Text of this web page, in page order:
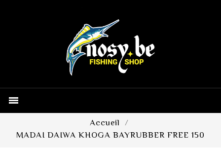

Accueil
MADAI DAIWA KHOGA BAYRUBBER FREE 150